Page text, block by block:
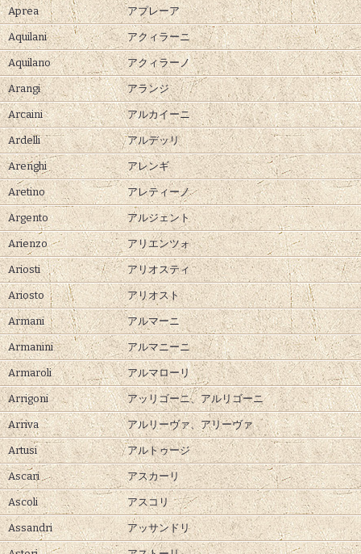
Aprea アプレーア
Aquilani アクィラーニ
Aquilano アクィラーノ
Arangi アランジ
Arcaini アルカイーニ
Ardelli アルデッリ
Arenghi アレンギ
Aretino アレティーノ
Argento アルジェント
Arienzo アリエンツォ
Ariosti アリオスティ
Ariosto アリオスト
Armani アルマーニ
Armanini アルマニーニ
Armaroli アルマローリ
Arrigoni アッリゴーニ、アルリゴーニ
Arriva アルリーヴァ、アリーヴァ
Artusi アルトゥージ
Ascari アスカーリ
Ascoli アスコリ
Assandri アッサンドリ